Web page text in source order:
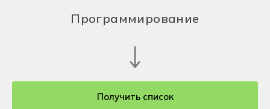
Программирование
Получить список